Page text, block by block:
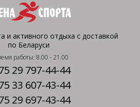
и активного отдыха с доставкой
по Беларуси
работы: 8.00 - 21.00
29 797-44-44
33 607-43-44
29 697-43-44